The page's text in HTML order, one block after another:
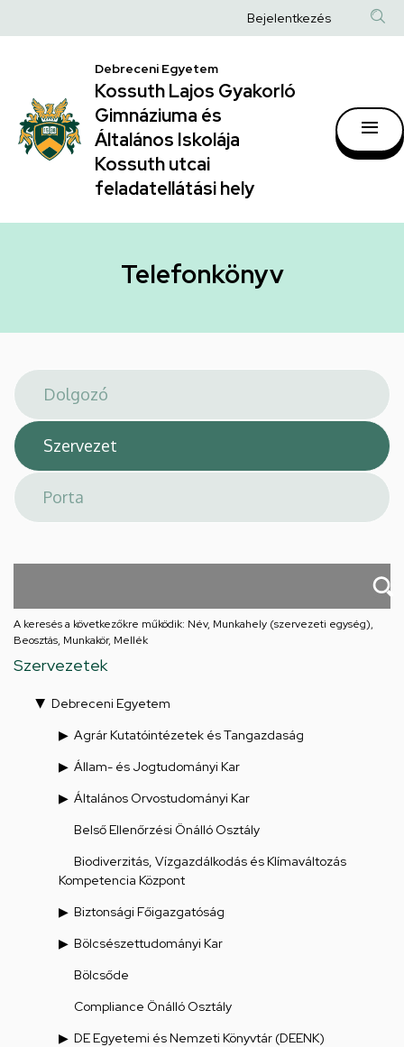
|
Kossuth
Lajos
Gyakorló
Gimnáziuma
Általános
hely
a
Anonim
fiók
Bejelentkezés
Debreceni Egyetem
Kossuth Lajos Gyakorló
Gimnáziuma és
Általános Iskolája
Kossuth utcai
feladatellátási hely
Telefonkönyv
A keresés a következőkre működik: Név, Munkahely (szervezeti egység),
Beosztás, Munkakör, Mellék
Szervezetek
Debreceni Egyetem
Agrár Kutatóintézetek és Tangazdaság
Állam- és Jogtudományi Kar
Általános Orvostudományi Kar
Belső Ellenőrzési Önálló Osztály
Biodiverzitás, Vízgazdálkodás és Klímaváltozás
Kompetencia Központ
Biztonsági Főigazgatóság
Bölcsészettudományi Kar
Bölcsőde
Compliance Önálló Osztály
DE Egyetemi és Nemzeti Könyvtár (DEENK)